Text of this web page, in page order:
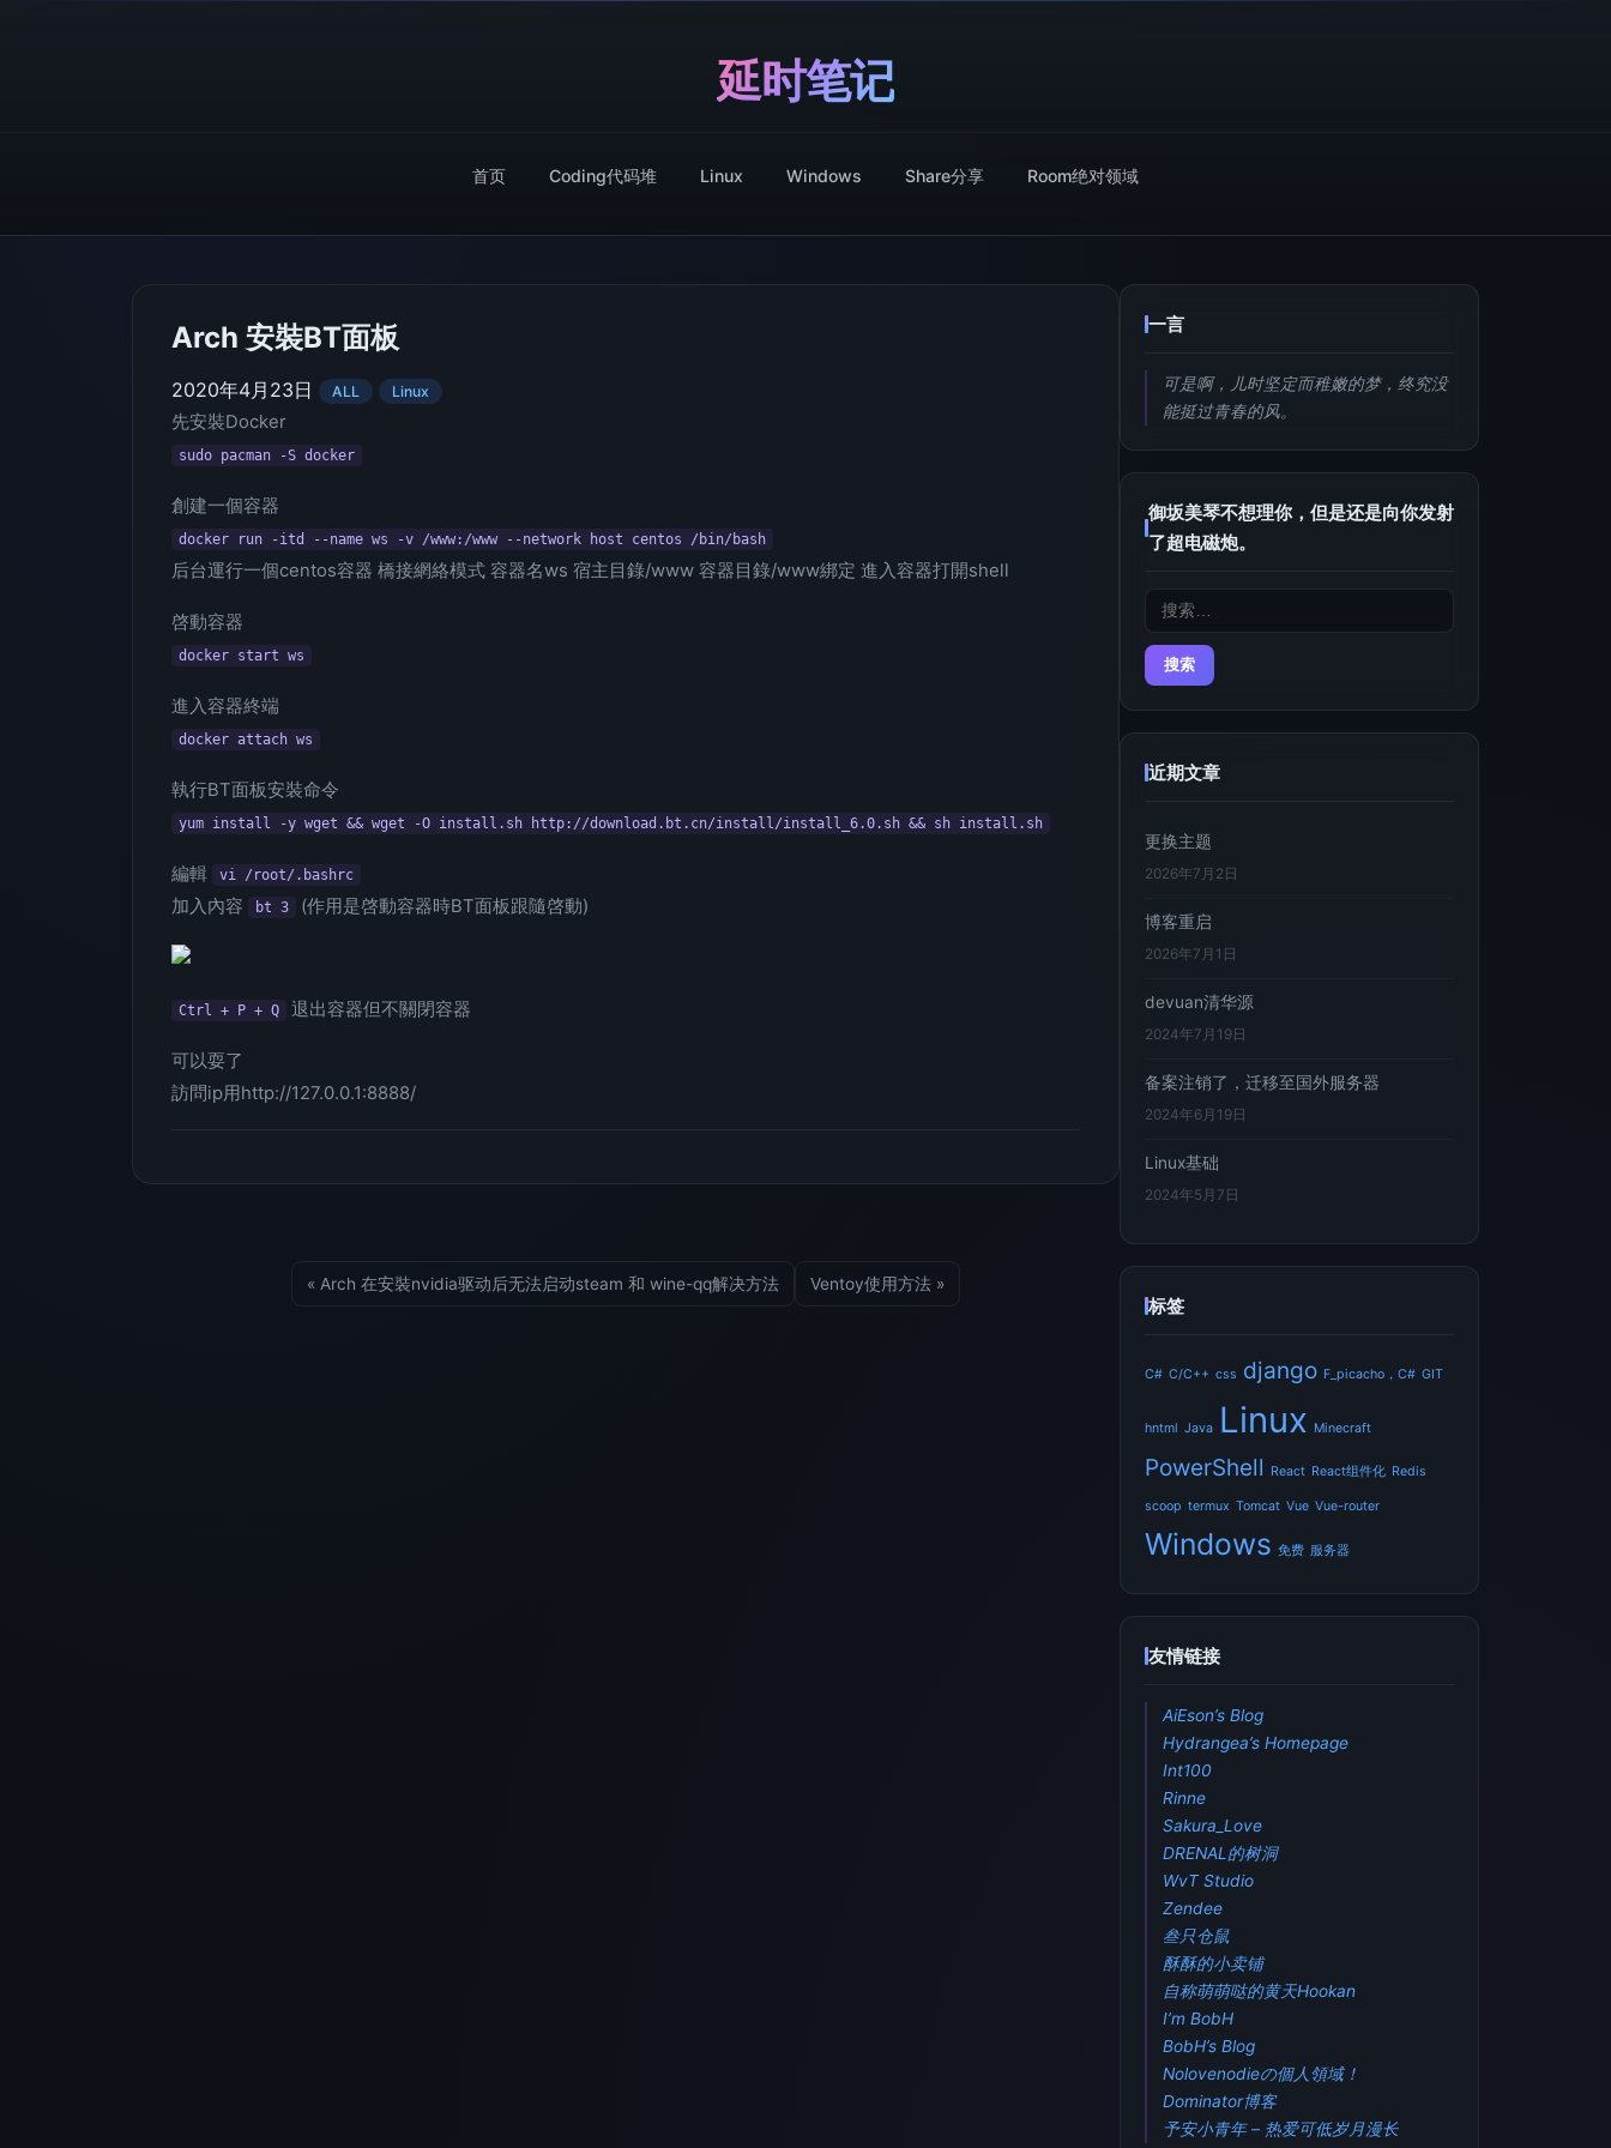
延时笔记
首页 Coding代码堆 Linux Windows Share分享 Room绝对领域
Arch 安裝BT面板
2020年4月23日 ALL Linux
先安裝Docker
sudo pacman -S docker
創建一個容器
docker run -itd --name ws -v /www:/www --network host centos /bin/bash
后台運行一個centos容器 橋接網絡模式 容器名ws 宿主目錄/www 容器目錄/www綁定 進入容器打開shell
啓動容器
docker start ws
進入容器終端
docker attach ws
執行BT面板安裝命令
yum install -y wget && wget -O install.sh http://download.bt.cn/install/install_6.0.sh && sh install.sh
編輯 vi /root/.bashrc
加入內容 bt 3 (作用是啓動容器時BT面板跟隨啓動)
Ctrl + P + Q 退出容器但不關閉容器
可以耍了
訪問ip用http://127.0.0.1:8888/
« Arch 在安裝nvidia驱动后无法启动steam 和 wine-qq解决方法 Ventoy使用方法 »
一言
可是啊，儿时坚定而稚嫩的梦，终究没
能挺过青春的风。
御坂美琴不想理你，但是还是向你发射
了超电磁炮。
搜
近期文章
更换主题
2026年7月2日
博客重启
2026年7月1日
devuan清华源
2024年7月19日
备案注销了，迁移至国外服务器
2024年6月19日
Linux基础
2024年5月7日
标签
C# C/C++ css django F_picacho，C# GIT
hntml Java Linux Minecraft
PowerShell React React组件化 Redis
scoop termux Tomcat Vue Vue-router
Windows 免费 服务器
友情链接
AiEson’s Blog
Hydrangea’s Homepage
Int100
Rinne
Sakura_Love
DRENAL的树洞
WvT Studio
Zendee
叁只仓鼠
酥酥的小卖铺
自称萌萌哒的黄天Hookan
I’m BobH
BobH’s Blog
Nolovenodieの個人領域！
Dominator博客
予安小青年 – 热爱可低岁月漫长